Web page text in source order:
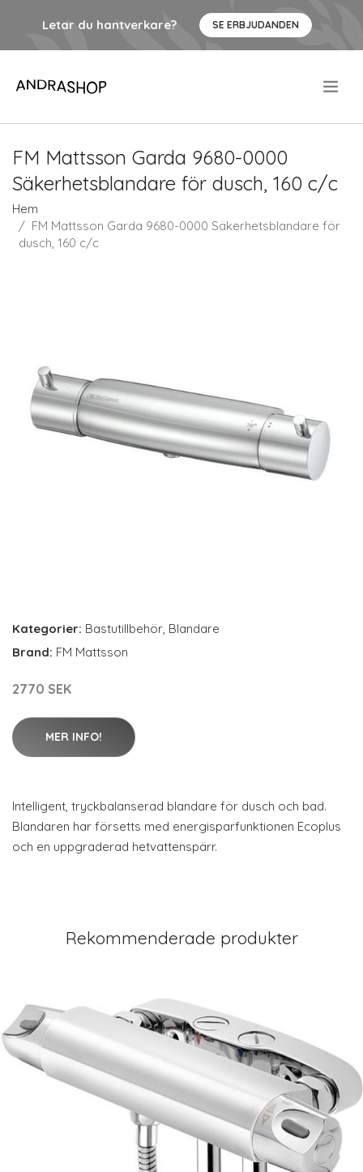
Letar du hantverkare? SE ERBJUDANDEN
FM Mattsson Garda 9680-0000
Säkerhetsblandare för dusch, 160 c/c
Hem
FM Mattsson Garda 9680-0000 Säkerhetsblandare för
dusch, 160 c/c
Kategorier: Bastutillbehör, Blandare
Brand: FM Mattsson
2770 SEK
MER INFO!
Intelligent, tryckbalanserad blandare för dusch och bad.
Blandaren har försetts med energisparfunktionen Ecoplus
och en uppgraderad hetvattenspärr.
Rekommenderade produkter